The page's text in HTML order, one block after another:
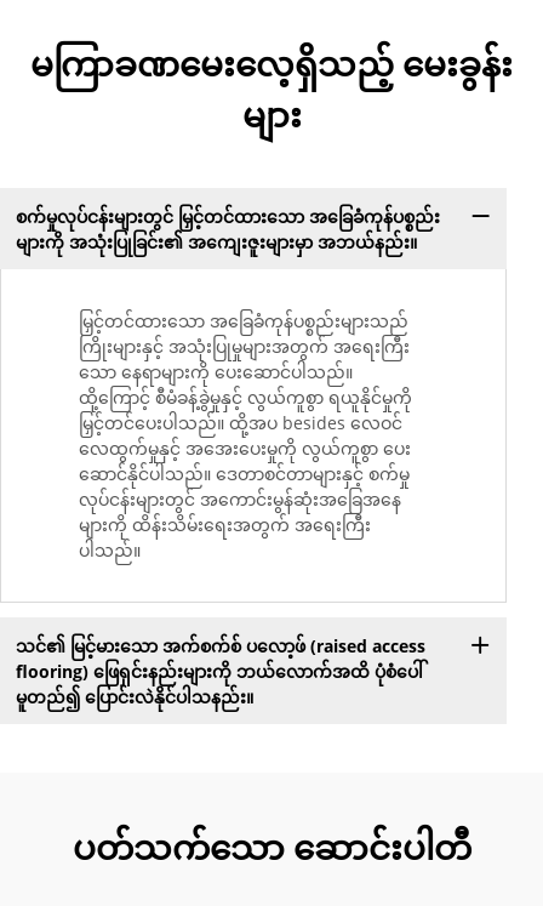
မကြာခဏမေးလေ့ရှိသည့် မေးခွန်း
များ
စက်မှုလုပ်ငန်းများတွင် မြှင့်တင်ထားသော အခြေခံကုန်ပစ္စည်း
များကို အသုံးပြုခြင်း၏ အကျေးဇူးများမှာ အဘယ်နည်း။
မြှင့်တင်ထားသော အခြေခံကုန်ပစ္စည်းများသည်
ကြိုးများနှင့် အသုံးပြုမှုများအတွက် အရေးကြီး
သော နေရာများကို ပေးဆောင်ပါသည်။
ထို့ကြောင့် စီမံခန့်ခွဲမှုနှင့် လွယ်ကူစွာ ရယူနိုင်မှုကို
မြှင့်တင်ပေးပါသည်။ ထို့အပ besides လေဝင်
လေထွက်မှုနှင့် အအေးပေးမှုကို လွယ်ကူစွာ ပေး
ဆောင်နိုင်ပါသည်။ ဒေတာစင်တာများနှင့် စက်မှု
လုပ်ငန်းများတွင် အကောင်းမွန်ဆုံးအခြေအနေ
များကို ထိန်းသိမ်းရေးအတွက် အရေးကြီး
ပါသည်။
သင်၏ မြင့်မားသော အက်စက်စ် ပလော့ဖ် (raised access
flooring) ဖြေရှင်းနည်းများကို ဘယ်လောက်အထိ ပုံစံပေါ်
မူတည်၍ ပြောင်းလဲနိုင်ပါသနည်း။
ပတ်သက်သော ဆောင်းပါတီ